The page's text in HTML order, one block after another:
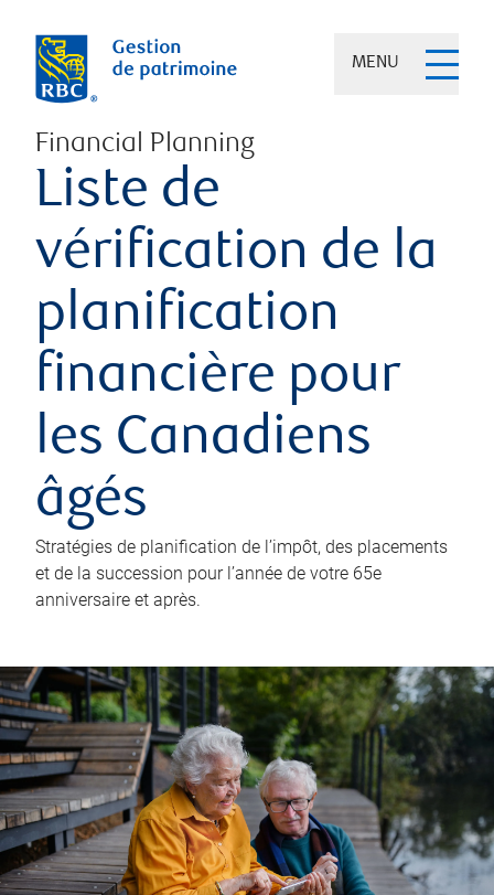
MENU
Financial Planning
Liste de
vérification de la
planification
financière pour
les Canadiens
âgés
Stratégies de planification de l’impôt, des placements
et de la succession pour l’année de votre 65e
anniversaire et après.